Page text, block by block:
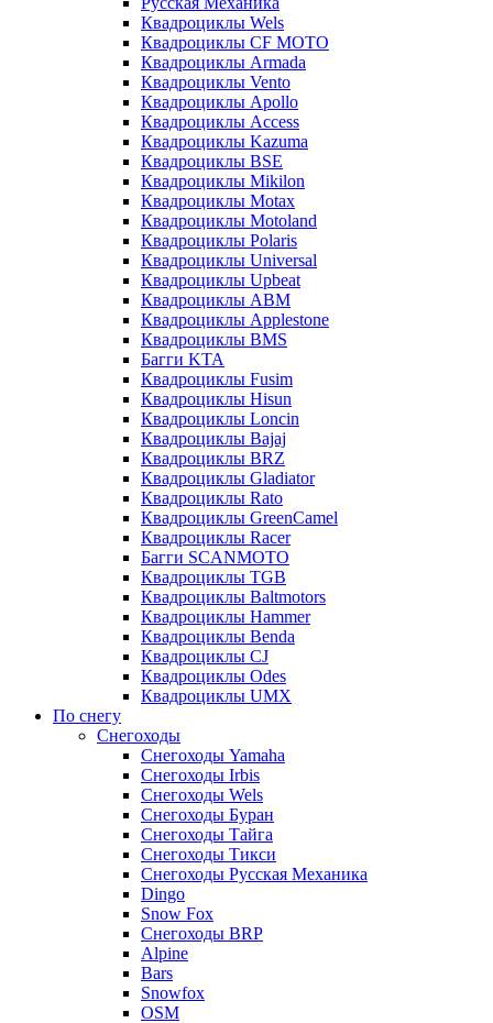
Квадроциклы Wels
Квадроциклы CF MOTO
Квадроциклы Armada
Квадроциклы Vento
Квадроциклы Apollo
Квадроциклы Access
Квадроциклы Kazuma
Квадроциклы BSE
Квадроциклы Mikilon
Квадроциклы Motax
Квадроциклы Motoland
Квадроциклы Polaris
Квадроциклы Universal
Квадроциклы Upbeat
Квадроциклы ABM
Квадроциклы Applestone
Квадроциклы BMS
Багги KTA
Квадроциклы Fusim
Квадроциклы Hisun
Квадроциклы Loncin
Квадроциклы Bajaj
Квадроциклы BRZ
Квадроциклы Gladiator
Квадроциклы Rato
Квадроциклы GreenCamel
Квадроциклы Racer
Багги SCANMOTO
Квадроциклы TGB
Квадроциклы Baltmotors
Квадроциклы Hammer
Квадроциклы Benda
Квадроциклы CJ
Квадроциклы Odes
Квадроциклы UMX
По снегу
Снегоходы
Снегоходы Yamaha
Снегоходы Irbis
Снегоходы Wels
Снегоходы Буран
Снегоходы Тайга
Снегоходы Тикси
Снегоходы Русская Механика
Dingo
Snow Fox
Снегоходы BRP
Alpine
Bars
Snowfox
OSM